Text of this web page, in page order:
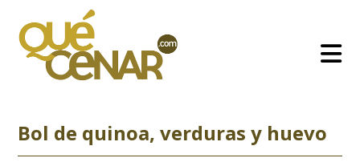
contenido
Bol de quinoa, verduras y huevo